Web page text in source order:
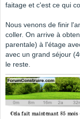
faitage et c'est ce qui
Nous venons de finir
coller. On arrive à
parentale) à l'étage
avec un grand séjour
le reste.